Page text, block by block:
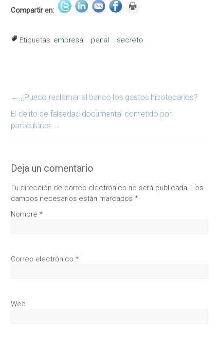
Compartir en:
Etiquetas: empresa penal secreto
← ¿Puedo reclamar al banco los gastos hipotecarios?
El delito de falsedad documental cometido por
particulares →
Deja un comentario
Tu dirección de correo electrónico no será publicada. Los
campos necesarios están marcados*
Nombre*
Correo electrónico*
Web